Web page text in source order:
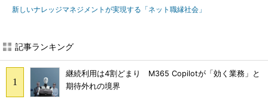
新しいナレッジマネジメントが実現する「ネット職縁社会」
記事ランキング
継続利用は4割どまり M365 Copilotが「効く業務」と
期待外れの境界